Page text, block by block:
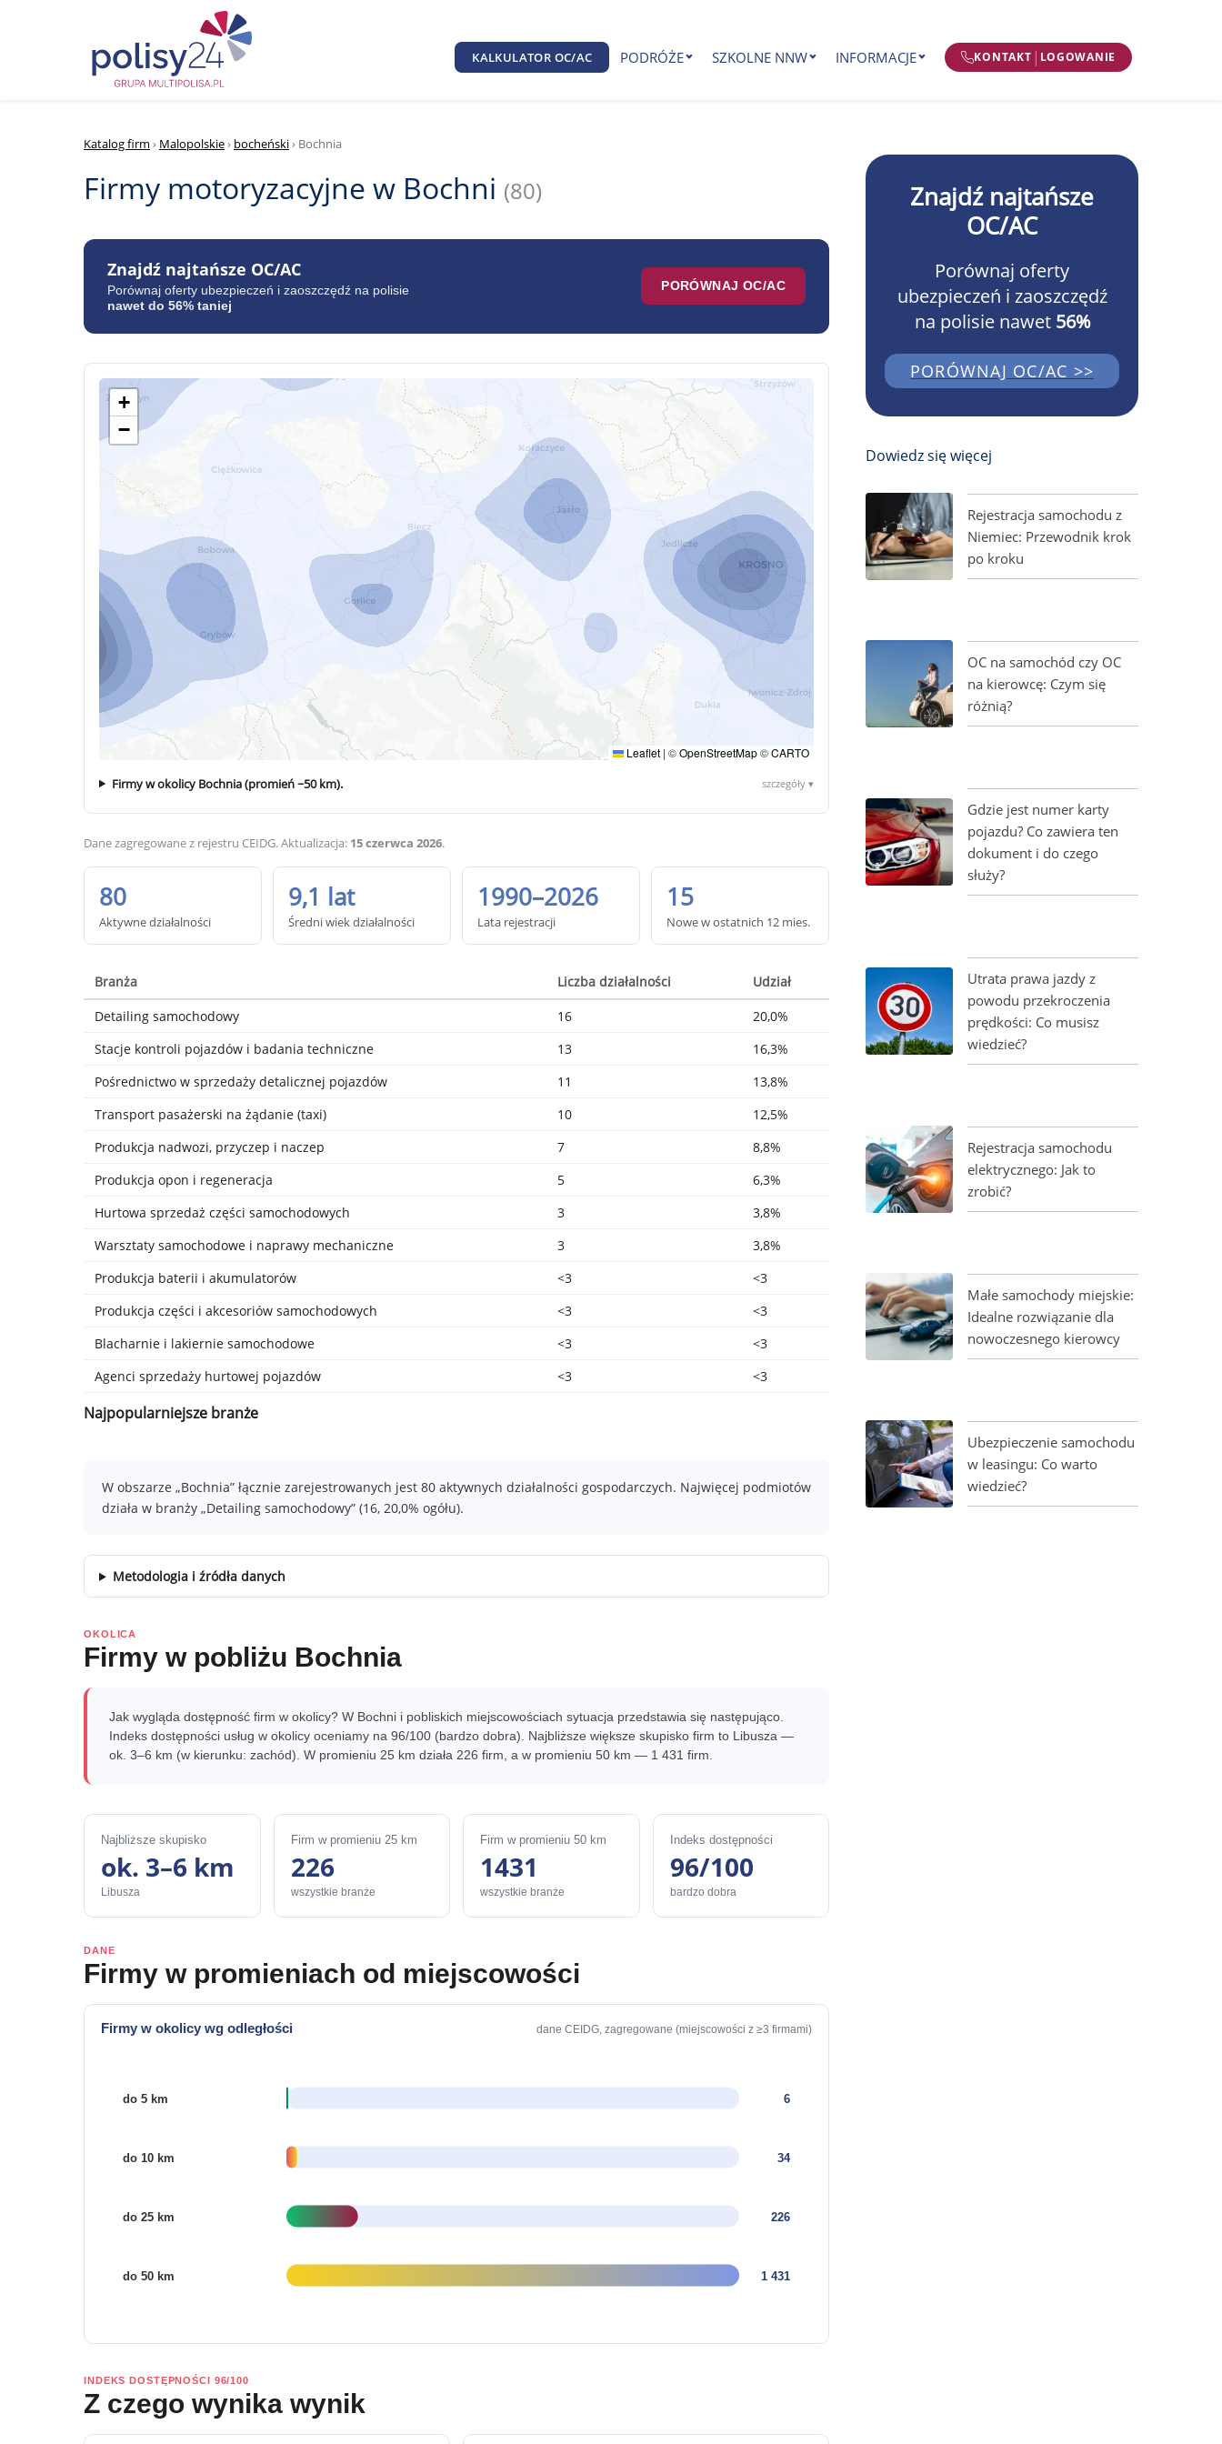
KALKULATOR OC/AC PODRÓŻE SZKOLNE NNW INFORMACJE KONTAKT | LOGOWANIE
Katalog firm › Malopolskie› bocheński› Bochnia
Firmy motoryzacyjne w Bochni (80)
Znajdź najtańsze OC/AC
Porównaj oferty ubezpieczeń i zaoszczędź na polisie
nawet do 56% taniej
PORÓWNAJ OC/AC
+
−
Leaflet | ©OpenStreetMap©CARTO
Firmy w okolicy Bochnia (promień ~50 km). szczegóły ▾
Dane zagregowane z rejestru CEIDG. Aktualizacja: 15 czerwca 2026.
80
Aktywne działalności
9,1 lat
Średni wiek działalności
1990–2026
Lata rejestracji
15
Nowe w ostatnich 12 mies.
Najpopularniejsze branże
Branża Liczba działalności
Udział
Detailing samochodowy
16
20,0%
Stacje kontroli pojazdów i badania techniczne
13
16,3%
Pośrednictwo w sprzedaży detalicznej pojazdów
11
13,8%
Transport pasażerski na żądanie (taxi)
10
12,5%
Produkcja nadwozi, przyczep i naczep
7
8,8%
Produkcja opon i regeneracja
5
6,3%
Hurtowa sprzedaż części samochodowych
3
3,8%
Warsztaty samochodowe i naprawy mechaniczne
3
3,8%
Produkcja baterii i akumulatorów
<3
<3
Produkcja części i akcesoriów samochodowych
<3
<3
Blacharnie i lakiernie samochodowe
<3
<3
Agenci sprzedaży hurtowej pojazdów
<3 <3
W obszarze „Bochnia” łącznie zarejestrowanych jest 80 aktywnych działalności gospodarczych. Najwięcej podmiotów
działa w branży „Detailing samochodowy” (16, 20,0% ogółu).
Metodologia i źródła danych
OKOLICA
Firmy w pobliżu Bochnia
Jak wygląda dostępność firm w okolicy? W Bochni i pobliskich miejscowościach sytuacja przedstawia się następująco.
Indeks dostępności usług w okolicy oceniamy na 96/100 (bardzo dobra). Najbliższe większe skupisko firm to Libusza —
ok. 3–6 km (w kierunku: zachód). W promieniu 25 km działa 226 firm, a w promieniu 50 km — 1 431 firm.
Najbliższe skupisko
ok. 3–6 km
Libusza
Firm w promieniu 25 km
226
wszystkie branże
Firm w promieniu 50 km
1431
wszystkie branże
Indeks dostępności
96/100
bardzo dobra
DANE
Firmy w promieniach od miejscowości
Firmy w okolicy wg odległości dane CEIDG, zagregowane (miejscowości z ≥3 firmami)
INDEKS DOSTĘPNOŚCI 96/100
Z czego wynika wynik
Znajdź najtańsze
OC/AC
Porównaj oferty
ubezpieczeń i zaoszczędź
na polisie nawet 56%
PORÓWNAJ OC/AC >>
Dowiedz się więcej
Rejestracja samochodu z
Niemiec: Przewodnik krok
po kroku
OC na samochód czy OC
na kierowcę: Czym się
różnią?
Gdzie jest numer karty
pojazdu? Co zawiera ten
dokument i do czego
służy?
Utrata prawa jazdy z
powodu przekroczenia
prędkości: Co musisz
wiedzieć?
Rejestracja samochodu
elektrycznego: Jak to
zrobić?
Małe samochody miejskie:
Idealne rozwiązanie dla
nowoczesnego kierowcy
Ubezpieczenie samochodu
w leasingu: Co warto
wiedzieć?